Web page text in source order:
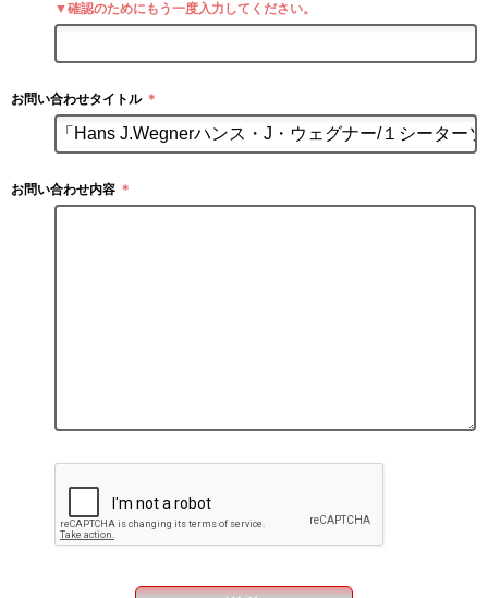
▼確認のためにもう一度入力してください。
お問い合わせタイトル ＊
お問い合わせ内容 ＊